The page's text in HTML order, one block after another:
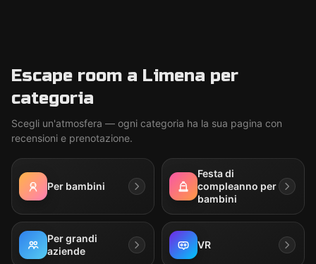
Escape room a Limena per
categoria
Scegli un'atmosfera — ogni categoria ha la sua pagina con
recensioni e prenotazione.
Per bambini
Festa di
compleanno per
bambini
Per grandi
aziende
VR